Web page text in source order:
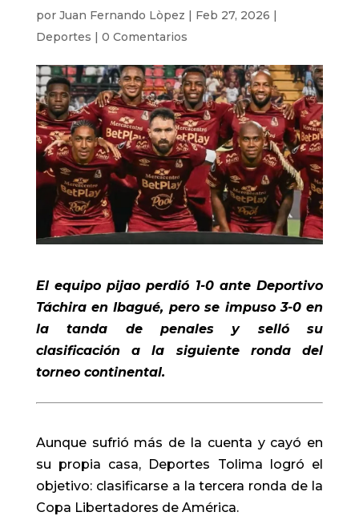
por Juan Fernando Lòpez | Feb 27, 2026 |
Deportes | 0 Comentarios
El equipo pijao perdió 1-0 ante Deportivo
Táchira en Ibagué, pero se impuso 3-0 en
la tanda de penales y selló su
clasificación a la siguiente ronda del
torneo continental.
Aunque sufrió más de la cuenta y cayó en
su propia casa, Deportes Tolima logró el
objetivo: clasificarse a la tercera ronda de la
Copa Libertadores de América.